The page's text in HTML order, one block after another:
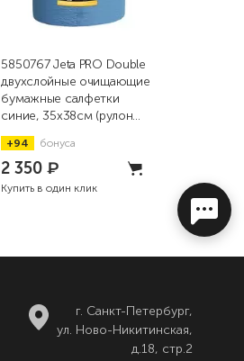
5850767 Jeta PRO Double
двухслойные очищающие
бумажные салфетки
синие, 35х38см (рулон
1000шт)
+94 бонуса
2 350₽
Купить в один клик
г. Санкт-Петербург,
ул. Ново-Никитинская,
д.18, стр.2